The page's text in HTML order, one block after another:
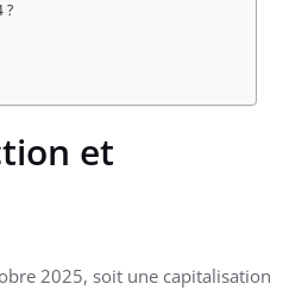
?
et
2025, soit une capitalisation